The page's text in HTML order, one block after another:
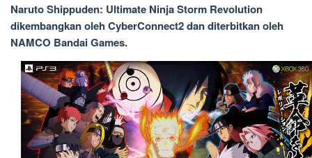
Naruto Shippuden: Ultimate Ninja Storm Revolution
dikembangkan oleh CyberConnect2 dan diterbitkan oleh
NAMCO Bandai Games.